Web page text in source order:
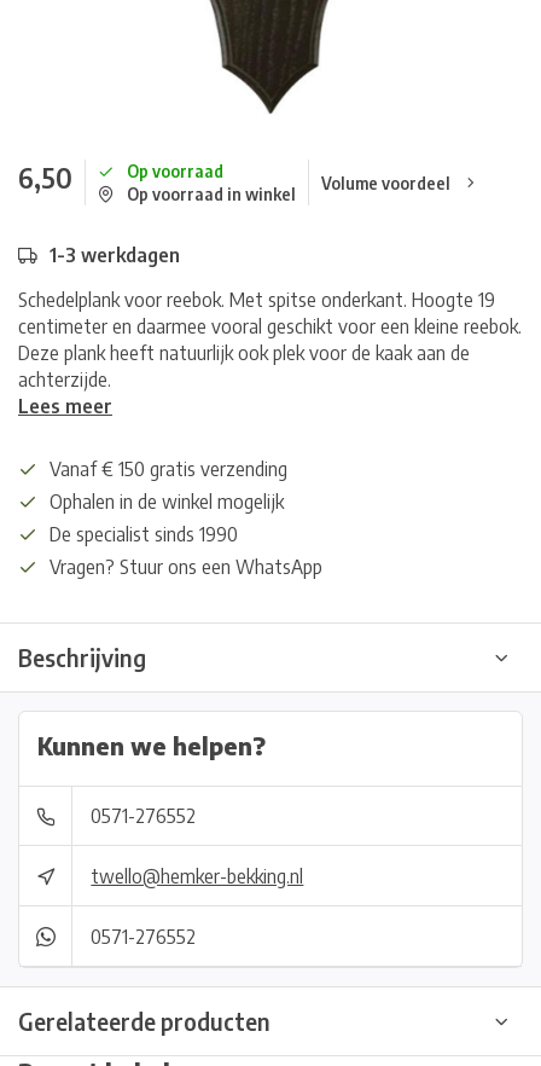
6,50
Op voorraad
Op voorraad in winkel
Volume voordeel
1-3 werkdagen
Schedelplank voor reebok. Met spitse onderkant. Hoogte 19
centimeter en daarmee vooral geschikt voor een kleine reebok.
Deze plank heeft natuurlijk ook plek voor de kaak aan de
achterzijde.
Lees meer
Vanaf € 150 gratis verzending
Ophalen in de winkel mogelijk
De specialist sinds 1990
Vragen? Stuur ons een WhatsApp
Beschrijving
Kunnen we helpen?
0571-276552
twello@hemker-bekking.nl
0571-276552
Gerelateerde producten